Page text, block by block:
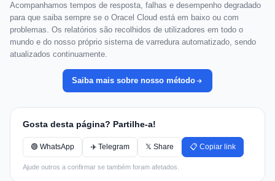
Acompanhamos tempos de resposta, falhas e desempenho degradado
para que saiba sempre se o Oracel Cloud está em baixo ou com
problemas. Os relatórios são recolhidos de utilizadores em todo o
mundo e do nosso próprio sistema de varredura automatizado, sendo
atualizados continuamente.
Saiba mais sobre nosso método
Gosta desta página? Partilhe-a!
🟢 WhatsApp ✈️ Telegram 𝕏 Share 📋 Copiar link
Ajude outros a confirmar se também foram afetados.